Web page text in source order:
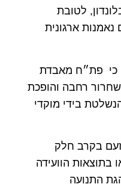
לטובת
ארגונית
כי פת״ח מאבדת
רחבה והופכת
בידי מוקדי
בקרב חלק
בתוצאות הוועידה
התנועה